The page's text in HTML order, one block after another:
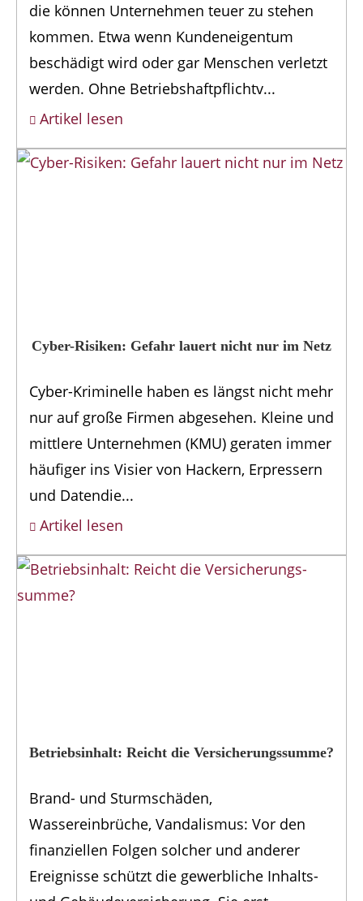
die können Unternehmen teuer zu stehen
kommen. Etwa wenn Kundeneigentum
beschädigt wird oder gar Menschen verletzt
werden. Ohne Betriebshaftpflichtv...
Artikel lesen
Cyber-Risiken: Gefahr lauert nicht nur im Netz
Cyber-Kriminelle haben es längst nicht mehr
nur auf große Firmen abgesehen. Kleine und
mittlere Unternehmen (KMU) geraten immer
häufiger ins Visier von Hackern, Erpressern
und Datendie...
Artikel lesen
Betriebsinhalt: Reicht die Versicherungs­summe?
Brand- und Sturmschäden,
Wassereinbrüche, Vandalismus: Vor den
finanziellen Folgen solcher und anderer
Ereignisse schützt die gewerbliche Inhalts-